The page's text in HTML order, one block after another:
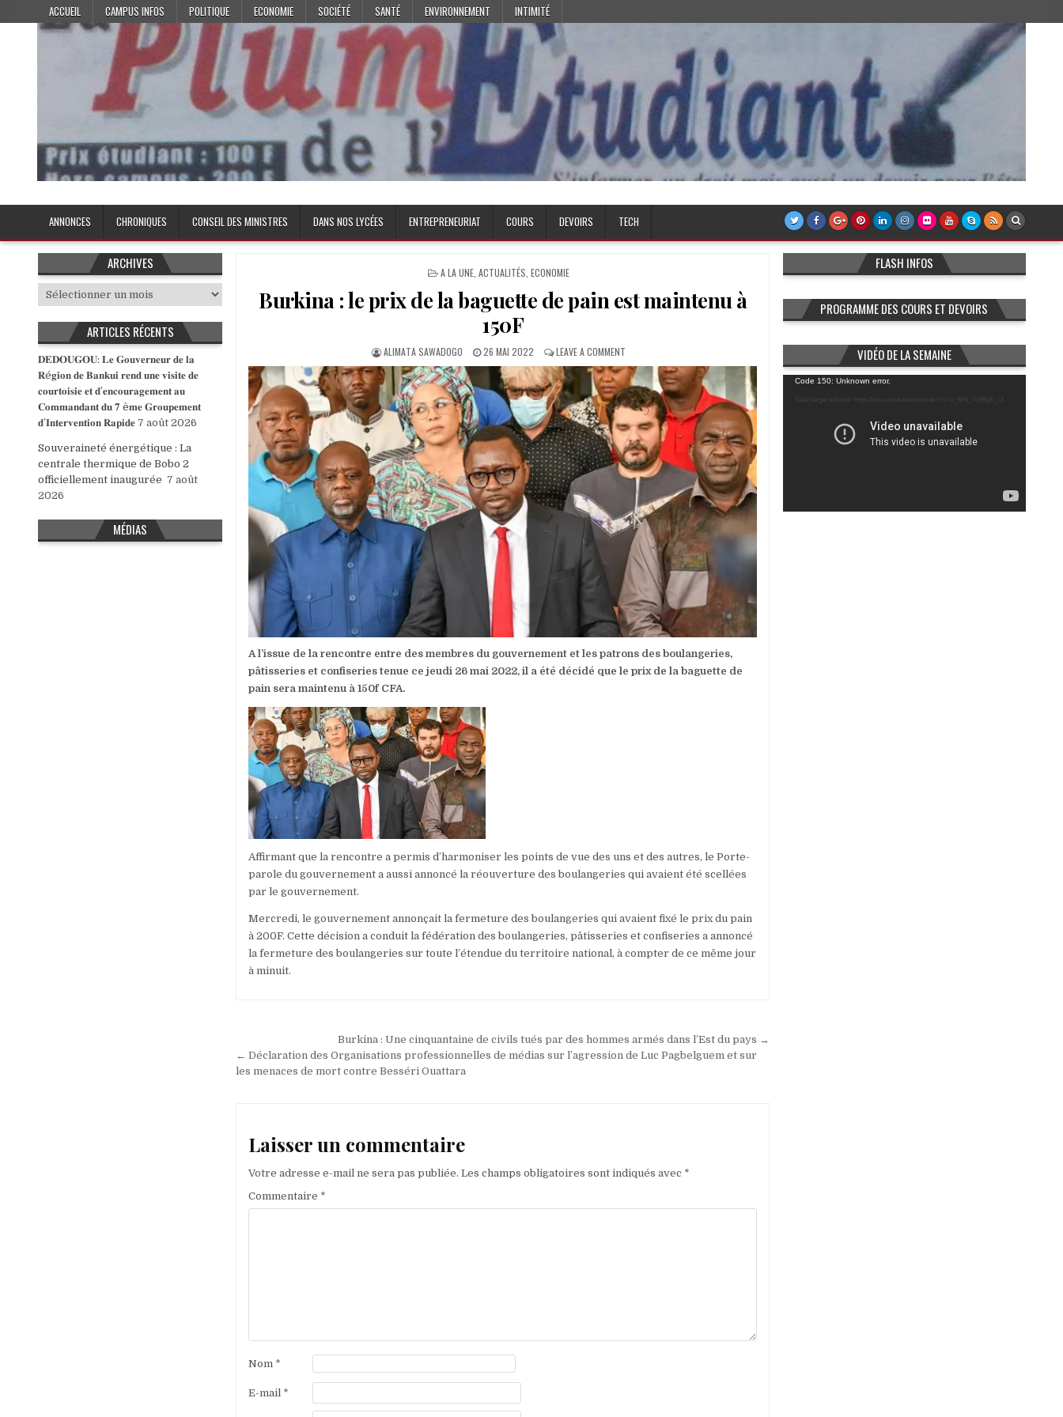
to
ACCUEIL CAMPUS INFOS POLITIQUE ECONOMIE SOCIÉTÉ SANTÉ ENVIRONNEMENT INTIMITÉ
Plume de l'Etudiant
ANNONCES CHRONIQUES CONSEIL DES MINISTRES DANS NOS LYCÉES ENTREPRENEURIAT COURS DEVOIRS TECH
POSTED
A LA UNE ,ACTUALITÉS ,ECONOMIE
Burkina : le prix de la baguette de pain est maintenu à
150F
AUTHOR:
ALIMATA SAWADOGO
PUBLISHED
DATE:
26 MAI 2022 LEAVE A COMMENT
BURKINA
:
LE
PRIX
LA
BAGUETTE
DE
PAIN
EST
MAINTENU
À
150F
A l’issue de la rencontre entre des membres du gouvernement et les patrons des boulangeries,
pâtisseries et confiseries tenue ce jeudi 26 mai 2022, il a été décidé que le prix de la baguette de
pain sera maintenu à 150f CFA.
Affirmant que la rencontre a permis d’harmoniser les points de vue des uns et des autres, le Porte-
parole du gouvernement a aussi annoncé la réouverture des boulangeries qui avaient été scellées
par le gouvernement.
Mercredi, le gouvernement annonçait la fermeture des boulangeries qui avaient fixé le prix du pain
à 200F. Cette décision a conduit la fédération des boulangeries, pâtisseries et confiseries a annoncé
la fermeture des boulangeries sur toute l’étendue du territoire national, à compter de ce même jour
à minuit.
Navigation
de
Burkina : Une cinquantaine de civils tués par des hommes armés dans l’Est du pays →
← Déclaration des Organisations professionnelles de médias sur l’agression de Luc Pagbelguem et sur
les menaces de mort contre Besséri Ouattara
Laisser un commentaire
Votre adresse e-mail ne sera pas publiée. Les champs obligatoires sont indiqués avec *
Commentaire *
Nom *
E-mail *
ARCHIVES
Archives
ARTICLES RÉCENTS
𝐃𝐄𝐃𝐎𝐔𝐆𝐎𝐔: 𝐋𝐞 𝐆𝐨𝐮𝐯𝐞𝐫𝐧𝐞𝐮𝐫 𝐝𝐞 𝐥𝐚
𝐑é𝐠𝐢𝐨𝐧 𝐝𝐞 𝐁𝐚𝐧𝐤𝐮𝐢 𝐫𝐞𝐧𝐝 𝐮𝐧𝐞 𝐯𝐢𝐬𝐢𝐭𝐞 𝐝𝐞
𝐜𝐨𝐮𝐫𝐭𝐨𝐢𝐬𝐢𝐞 𝐞𝐭 𝐝’𝐞𝐧𝐜𝐨𝐮𝐫𝐚𝐠𝐞𝐦𝐞𝐧𝐭 𝐚𝐮
𝐂𝐨𝐦𝐦𝐚𝐧𝐝𝐚𝐧𝐭 𝐝𝐮 𝟕 è𝐦𝐞 𝐆𝐫𝐨𝐮𝐩𝐞𝐦𝐞𝐧𝐭
𝐝’𝐈𝐧𝐭𝐞𝐫𝐯𝐞𝐧𝐭𝐢𝐨𝐧 𝐑𝐚𝐩𝐢𝐝𝐞 7 août 2026
Souveraineté énergétique : La
centrale thermique de Bobo 2
officiellement inaugurée 7 août
2026
MÉDIAS
FLASH INFOS
PROGRAMME DES COURS ET DEVOIRS
VIDÉO DE LA SEMAINE
Lecteur
vidéo
Code 150: Unknown error.
Télécharger le fichier: https://www.youtube.com/watch?v=U_MN_YL99Ig&_=1